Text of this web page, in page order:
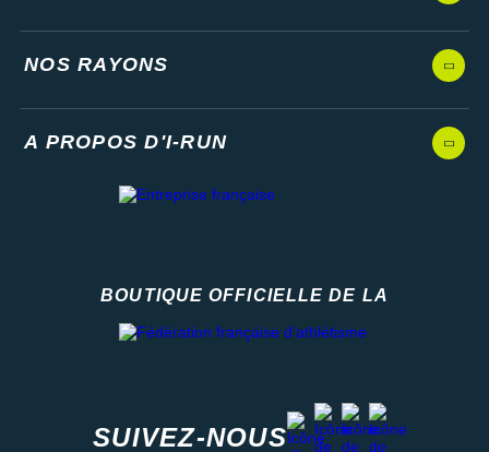
NOS RAYONS
A PROPOS D'I-RUN
BOUTIQUE OFFICIELLE DE LA
SUIVEZ-NOUS
instagram
facebook
stravayoutube